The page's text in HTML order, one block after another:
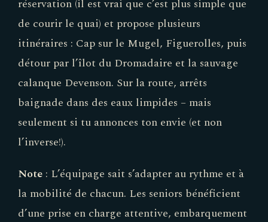
réservation (il est vrai que c’est plus simple que
de courir le quai) et propose plusieurs
itinéraires : Cap sur le Mugel, Figuerolles, puis
détour par l’îlot du Dromadaire et la sauvage
calanque Devenson. Sur la route, arrêts
baignade dans des eaux limpides – mais
seulement si tu annonces ton envie (et non
l’inverse!).
Note : L’équipage sait s’adapter au rythme et à
la mobilité de chacun. Les seniors bénéficient
d’une prise en charge attentive, embarquement